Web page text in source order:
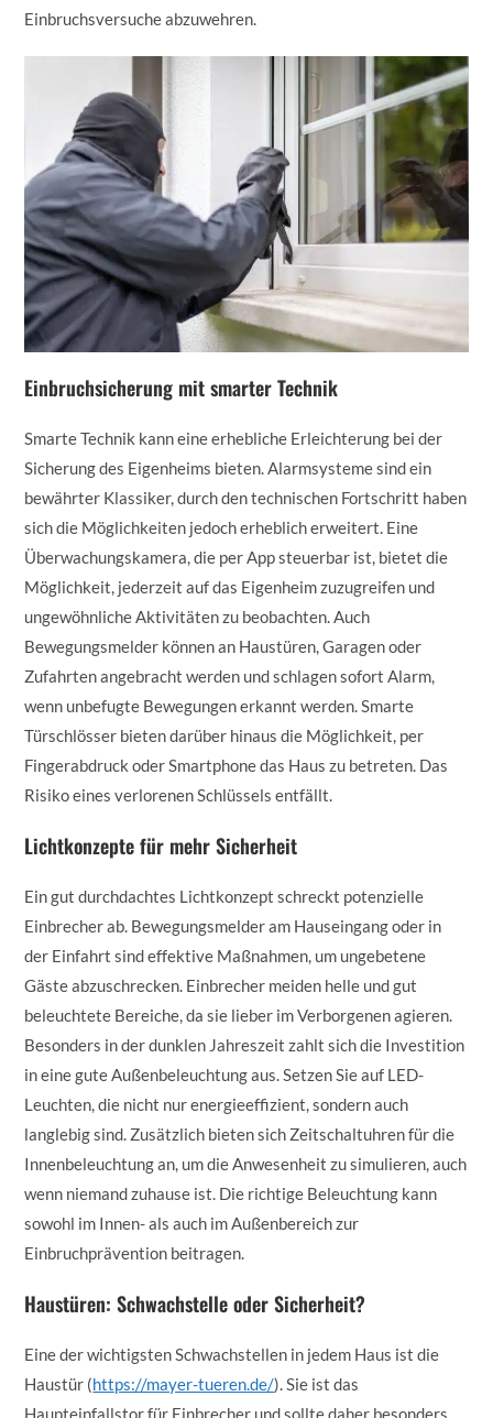
Einbruchsversuche abzuwehren.
Einbruchsicherung mit smarter Technik
Smarte Technik kann eine erhebliche Erleichterung bei der
Sicherung des Eigenheims bieten. Alarmsysteme sind ein
bewährter Klassiker, durch den technischen Fortschritt haben
sich die Möglichkeiten jedoch erheblich erweitert. Eine
Überwachungskamera, die per App steuerbar ist, bietet die
Möglichkeit, jederzeit auf das Eigenheim zuzugreifen und
ungewöhnliche Aktivitäten zu beobachten. Auch
Bewegungsmelder können an Haustüren, Garagen oder
Zufahrten angebracht werden und schlagen sofort Alarm,
wenn unbefugte Bewegungen erkannt werden. Smarte
Türschlösser bieten darüber hinaus die Möglichkeit, per
Fingerabdruck oder Smartphone das Haus zu betreten. Das
Risiko eines verlorenen Schlüssels entfällt.
Lichtkonzepte für mehr Sicherheit
Ein gut durchdachtes Lichtkonzept schreckt potenzielle
Einbrecher ab. Bewegungsmelder am Hauseingang oder in
der Einfahrt sind effektive Maßnahmen, um ungebetene
Gäste abzuschrecken. Einbrecher meiden helle und gut
beleuchtete Bereiche, da sie lieber im Verborgenen agieren.
Besonders in der dunklen Jahreszeit zahlt sich die Investition
in eine gute Außenbeleuchtung aus. Setzen Sie auf LED-
Leuchten, die nicht nur energieeffizient, sondern auch
langlebig sind. Zusätzlich bieten sich Zeitschaltuhren für die
Innenbeleuchtung an, um die Anwesenheit zu simulieren, auch
wenn niemand zuhause ist. Die richtige Beleuchtung kann
sowohl im Innen- als auch im Außenbereich zur
Einbruchprävention beitragen.
Haustüren: Schwachstelle oder Sicherheit?
Eine der wichtigsten Schwachstellen in jedem Haus ist die
Haustür (https://mayer-tueren.de/). Sie ist das
Haupteinfallstor für Einbrecher und sollte daher besonders